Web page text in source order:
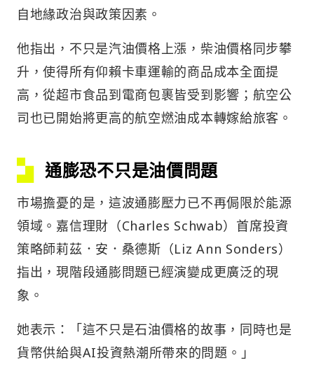
自地緣政治與政策因素。
他指出，不只是汽油價格上漲，柴油價格同步攀
升，使得所有仰賴卡車運輸的商品成本全面提
高，從超市食品到電商包裹皆受到影響；航空公
司也已開始將更高的航空燃油成本轉嫁給旅客。
通膨恐不只是油價問題
市場擔憂的是，這波通膨壓力已不再侷限於能源
領域。嘉信理財（Charles Schwab）首席投資
策略師莉茲．安．桑德斯（Liz Ann Sonders）
指出，現階段通膨問題已經演變成更廣泛的現
象。
她表示：「這不只是石油價格的故事，同時也是
貨幣供給與AI投資熱潮所帶來的問題。」